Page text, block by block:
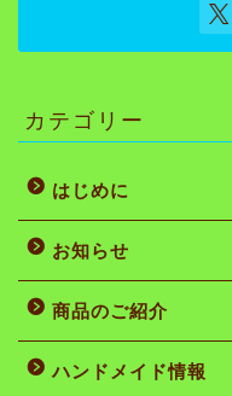
カテゴリー
はじめに
お知らせ
商品のご紹介
ハンドメイド情報